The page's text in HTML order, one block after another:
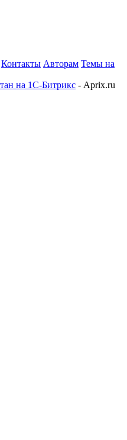
Контакты Авторам Темы на
на 1С-Битрикс - Aprix.ru